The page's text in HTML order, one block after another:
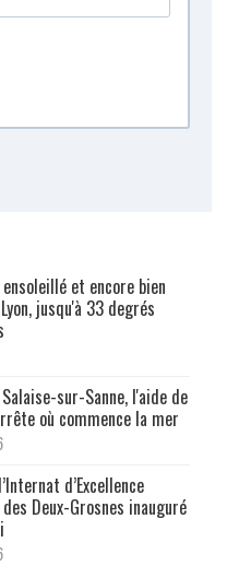
et encore bien
jusqu'à 33 degrés
sur-Sanne, l'aide de
où commence la mer
d’Excellence
Deux-Grosnes inauguré